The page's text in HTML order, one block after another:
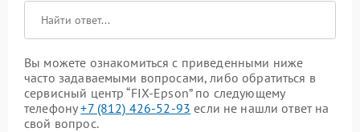
Вы можете ознакомиться с приведенными ниже
часто задаваемыми вопросами, либо обратиться в
сервисный центр “FIX-Epson” по следующему
телефону+7 (812) 426-52-93 если не нашли ответ на
свой вопрос.